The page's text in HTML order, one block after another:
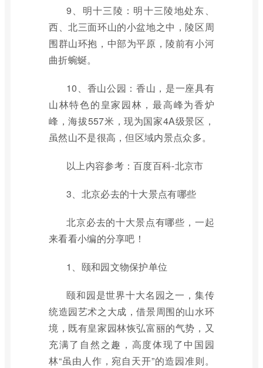
9、明十三陵：明十三陵地处东、
西、北三面环山的小盆地之中，陵区周
围群山环抱，中部为平原，陵前有小河
曲折蜿蜒。
10、香山公园：香山，是一座具有
山林特色的皇家园林，最高峰为香炉
峰，海拔557米，现为国家4A级景区，
虽然山不是很高，但区域内景点众多。
以上内容参考：百度百科-北京市
3、北京必去的十大景点有哪些
北京必去的十大景点有哪些，一起
来看看小编的分享吧！
1、颐和园文物保护单位
颐和园是世界十大名园之一，集传
统造园艺术之大成，借景周围的山水环
境，既有皇家园林恢弘富丽的气势，又
充满了自然之趣，高度体现了中国园
林“虽由人作，宛自天开”的造园准则。